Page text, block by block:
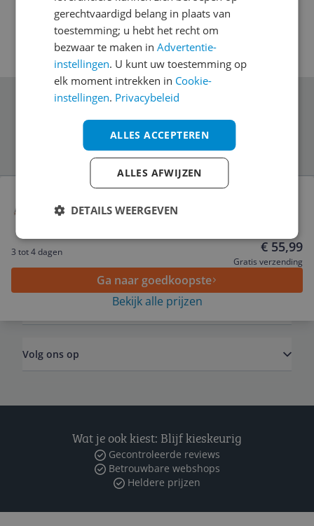
Large Carnaval kostuum Verkleedkleding
3 tot 4 dagen € 55,99
Gratis verzending
Ga naar goedkoopste
Bekijk alle prijzen
Schrijf je in voor onze nieuwsbrief
Service
Algemeen
Volg ons op
Wat je ook kiest: Blijf kieskeurig
Gecontroleerde reviews
Betrouwbare webshops
Heldere prijzen
gerechtvaardigd belang in plaats van
toestemming; u hebt het recht om
bezwaar te maken inAdvertentie-
instellingen. U kunt uw toestemming op
elk moment intrekken in Cookie-
instellingen. Privacybeleid
ALLES ACCEPTEREN
ALLES AFWIJZEN
DETAILS WEERGEVEN